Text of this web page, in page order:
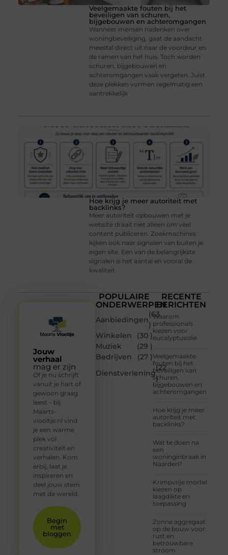
Veelgemaakte fouten bij het
beveiligen van schuren,
bijgebouwen en achteromgangen
Wanneer mensen nadenken over
woningbeveiliging, gaat de aandacht
meestal direct uit naar de voordeur en
de ramen van het huis. Toch worden
schuren, bijgebouwen en
achteromgangen vaak vergeten. Juist
deze plekken vormen regelmatig een
aantrekkelijk
Hoe krijg je meer autoriteit met
backlinks?
Meer autoriteit opbouwen met je
website draait niet alleen om veel
content publiceren. Zoekmachines
kijken ook naar signalen van buiten je
eigen site. Een van de belangrijkste
signalen is het aantal en vooral de
kwaliteit
POPULAIRE
ONDERWERPEN
Aanbiedingen
(63
)
Winkelen
(30 )
Muziek
(29 )
Bedrijven
(27 )
Dienstverlening
(22
)
RECENTE
BERICHTEN
Waarom
professionals
kiezen voor
eucalyptusolie
Veelgemaakte
fouten bij het
beveiligen van
schuren,
bijgebouwen en
achteromgangen
Hoe krijg je meer
autoriteit met
backlinks?
Wat te doen na
een
woninginbraak in
Naarden?
Krimpvrije mortel
kiezen op
laagdikte en
toepassing
Zonne aggregaat
op de bouw voor
rust en
betrouwbare
stroom
Jouw
verhaal
mag er zijn
Of je nu schrijft
vanuit je hart of
gewoon graag
leest – bij
Maarts-
viooltje.nl vind
je een warme
plek vol
creativiteit en
verhalen. Kom
erbij, laat je
inspireren en
deel jouw stem
met de wereld.
Begin
met
bloggen